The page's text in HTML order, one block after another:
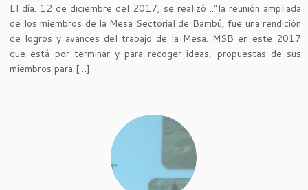
El día. 12 de diciembre del 2017, se realizó ..”la reunión ampliada
de los miembros de la Mesa Sectorial de Bambú, fue una rendición
de logros y avances del trabajo de la Mesa. MSB en este 2017
que está por terminar y para recoger ideas, propuestas de sus
miembros para […]